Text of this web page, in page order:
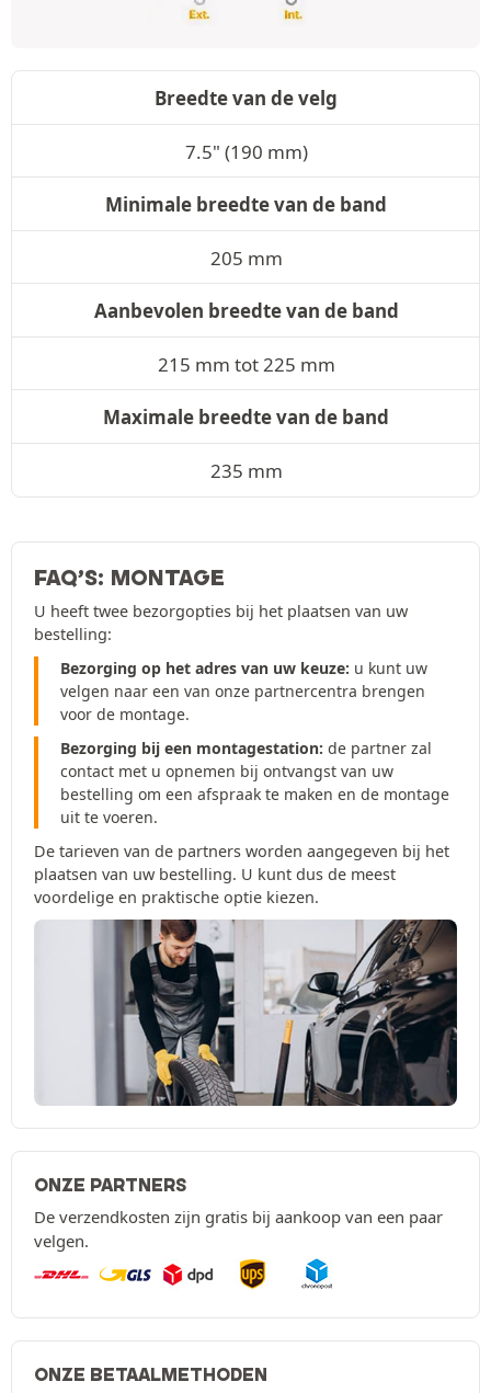
Breedte van de velg
7.5" (190 mm)
Minimale breedte van de band
205 mm
Aanbevolen breedte van de band
215 mm tot 225 mm
Maximale breedte van de band
235 mm
FAQ’S: MONTAGE
U heeft twee bezorgopties bij het plaatsen van uw
bestelling:
Bezorging op het adres van uw keuze: u kunt uw
velgen naar een van onze partnercentra brengen
voor de montage.
Bezorging bij een montagestation: de partner zal
contact met u opnemen bij ontvangst van uw
bestelling om een afspraak te maken en de montage
uit te voeren.
De tarieven van de partners worden aangegeven bij het
plaatsen van uw bestelling. U kunt dus de meest
voordelige en praktische optie kiezen.
ONZE PARTNERS
De verzendkosten zijn gratis bij aankoop van een paar
velgen.
ONZE BETAALMETHODEN